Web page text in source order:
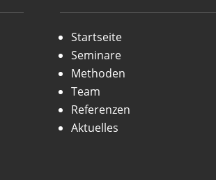
Startseite
Seminare
Methoden
Team
Referenzen
Aktuelles